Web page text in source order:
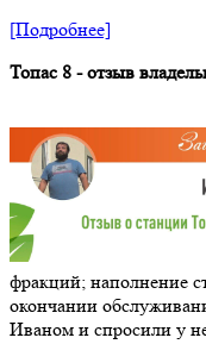
[Подробнее]
Топас 8 - отзыв
фракций; наполнение
окончании
Иваном и спросили у